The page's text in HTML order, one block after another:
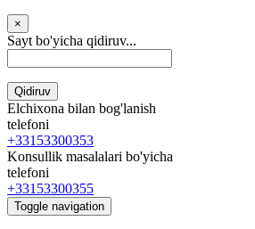
×
Sayt bo'yicha qidiruv...
Qidiruv
Elchixona bilan bog'lanish
telefoni
+33153300353
Konsullik masalalari bo'yicha
telefoni
+33153300355
Toggle navigation